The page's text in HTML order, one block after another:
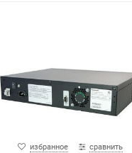
избранное сравнить